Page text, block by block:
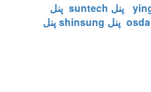
پنل suntech
پنل
پنل shinsung
پنل